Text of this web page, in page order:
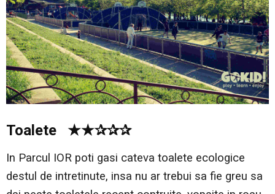
Toalete ★★✰✰✰
In Parcul IOR poti gasi cateva toalete ecologice
destul de intretinute, insa nu ar trebui sa fie greu sa